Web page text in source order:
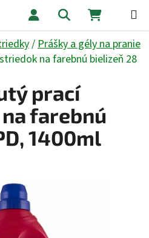
Hľadať
/ Prášky a gély na pranie
na farebnú bielizeň 28
prací
farebnú
1400ml